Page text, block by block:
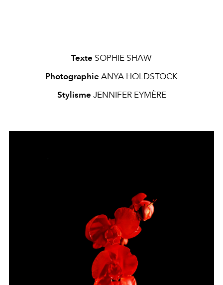
Texte SOPHIE SHAW
Photographie ANYA HOLDSTOCK
Stylisme JENNIFER EYMÈRE